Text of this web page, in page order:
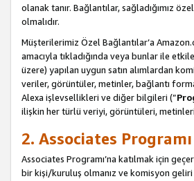
olanak tanır. Bağlantılar, sağladığımız
olmalıdır.
Müşterilerimiz Özel Bağlantılar’a
amacıyla tıkladığında veya bunlar ile
üzere) yapılan uygun satın alımlardan
veriler, görüntüler, metinler, bağlantı
Alexa işlevsellikleri ve diğer bilgileri (”
ilişkin her türlü veriyi, görüntüleri,
2. Associates
Associates Programı’na katılmak için
bir kişi/kuruluş olmanız ve komisyon